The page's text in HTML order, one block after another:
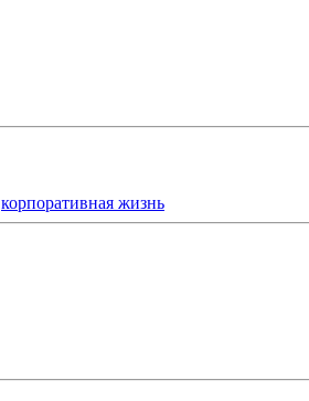
корпоративная жизнь